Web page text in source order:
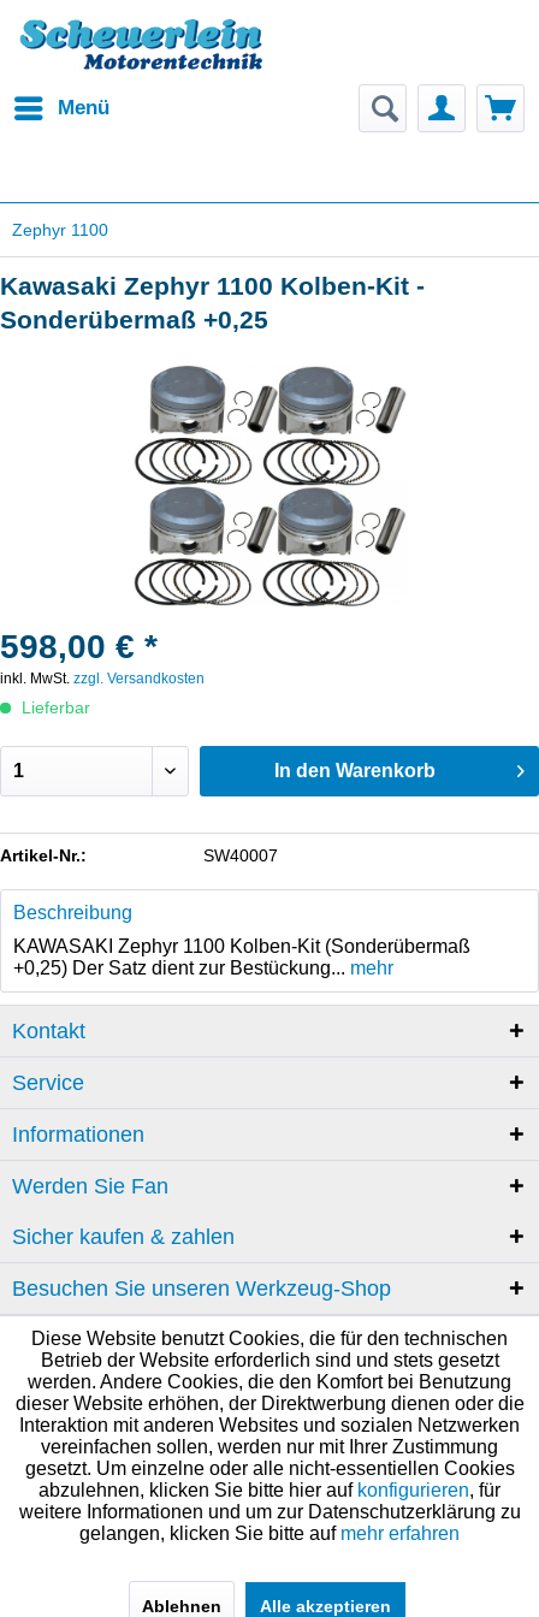
Menü
Zephyr 1100
Kawasaki Zephyr 1100 Kolben-Kit -
Sonderübermaß +0,25
598,00 € *
inkl. MwSt. zzgl. Versandkosten
Lieferbar
In den Warenkorb
Artikel-Nr.: SW40007
Beschreibung
KAWASAKI Zephyr 1100 Kolben-Kit (Sonderübermaß
+0,25) Der Satz dient zur Bestückung... mehr
Kontakt
Service
Informationen
Werden Sie Fan
Sicher kaufen & zahlen
Besuchen Sie unseren Werkzeug-Shop
Diese Website benutzt Cookies, die für den technischen
Betrieb der Website erforderlich sind und stets gesetzt
werden. Andere Cookies, die den Komfort bei Benutzung
dieser Website erhöhen, der Direktwerbung dienen oder die
Interaktion mit anderen Websites und sozialen Netzwerken
vereinfachen sollen, werden nur mit Ihrer Zustimmung
gesetzt. Um einzelne oder alle nicht-essentiellen Cookies
abzulehnen, klicken Sie bitte hier auf konfigurieren, für
weitere Informationen und um zur Datenschutzerklärung zu
gelangen, klicken Sie bitte auf mehr erfahren
Ablehnen Alle akzeptieren